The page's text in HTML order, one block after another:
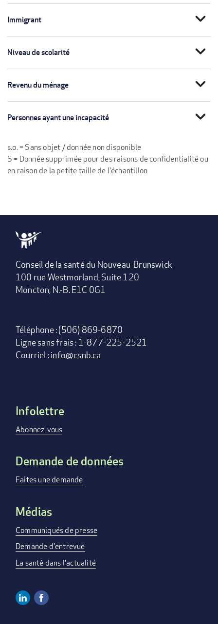
Immigrant expand_more
Niveau de scolarité expand_more
Revenu du ménage expand_more
Personnes ayant une incapacité expand_more
s.o. = Sans objet / donnée non disponible
S = Donnée supprimée pour des raisons de confidentialité ou
en raison de la petite taille de l'échantillon
Conseil de la santé du Nouveau-Brunswick
100 rue Westmorland, Suite 120
Moncton, N.-B. E1C 0G1
Téléphone : (506) 869-6870
Ligne sans frais : 1-877-225-2521
Courriel :info@csnb.ca
Footer
menu
Infolettre
Abonnez-vous
Demande de données
Faites une demande
Médias
Communiqués de presse
Demande d'entrevue
La santé dans l'actualité
Linkedin